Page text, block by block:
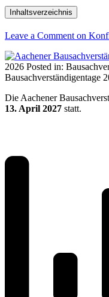
Inhaltsverzeichnis
Leave a Comment on
2026 Posted in:
Bausachverständigentage
Die Aachener
13. April 2027 statt.